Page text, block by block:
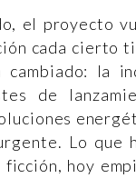
el proyecto
cada cierto
cambiado: la
de
Lo que
ficción, hoy